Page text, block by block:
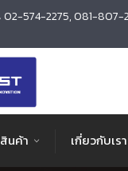
02-574-2275, 081-807-
สินค้า เกี่ยวกับเรา